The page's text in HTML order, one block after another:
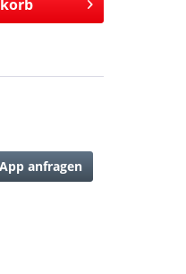
anfragen